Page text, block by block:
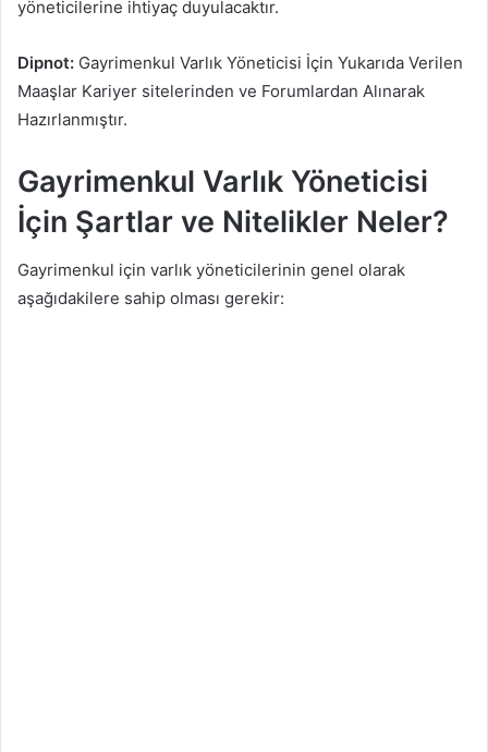
yöneticilerine ihtiyaç duyulacaktır.
Dipnot: Gayrimenkul Varlık Yöneticisi İçin Yukarıda Verilen
Maaşlar Kariyer sitelerinden ve Forumlardan Alınarak
Hazırlanmıştır.
Gayrimenkul Varlık Yöneticisi
İçin Şartlar ve Nitelikler Neler?
Gayrimenkul için varlık yöneticilerinin genel olarak
aşağıdakilere sahip olması gerekir: